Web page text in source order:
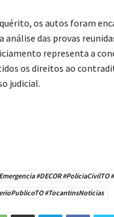
os autos foram
das provas
representa a
os direitos ao
judicial.
#DECOR
#TocantinsNoticias